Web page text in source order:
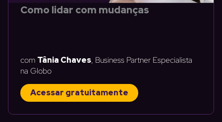
Como lidar com mudanças
com Tânia Chaves, Business Partner Especialista
na Globo
Acessar gratuitamente